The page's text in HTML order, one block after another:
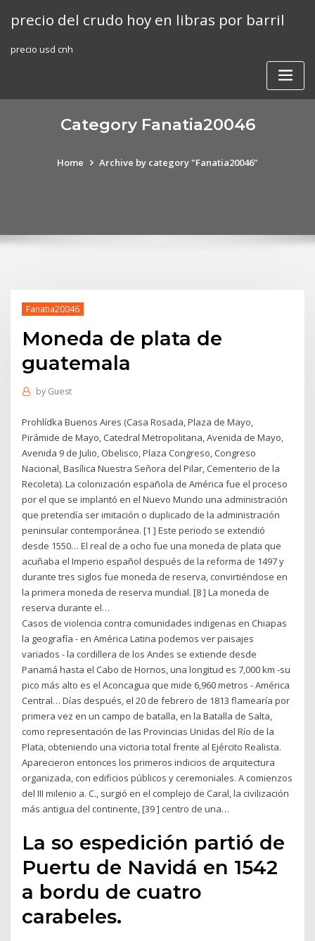
precio del crudo hoy en libras por barril
precio usd cnh
Category Fanatia20046
Home Archive by category "Fanatia20046"
Fanatia20046
Moneda de plata de
guatemala
by Guest
Prohlídka Buenos Aires (Casa Rosada, Plaza de Mayo,
Pirámide de Mayo, Catedral Metropolitana, Avenida de Mayo,
Avenida 9 de Julio, Obelisco, Plaza Congreso, Congreso
Nacional, Basílica Nuestra Seňora del Pilar, Cementerio de la
Recoleta). La colonización española de América fue el proceso
por el que se implantó en el Nuevo Mundo una administración
que pretendía ser imitación o duplicado de la administración
peninsular contemporánea. [1 ] Este periodo se extendió
desde 1550… El real de a ocho fue una moneda de plata que
acuñaba el Imperio español después de la reforma de 1497 y
durante tres siglos fue moneda de reserva, convirtiéndose en
la primera moneda de reserva mundial. [8 ] La moneda de
reserva durante el…
Casos de violencia contra comunidades indigenas en Chiapas
la geografía - en América Latina podemos ver paisajes
variados - la cordillera de los Andes se extiende desde
Panamá hasta el Cabo de Hornos, una longitud es 7,000 km -su
pico más alto es el Aconcagua que mide 6,960 metros - América
Central… Días después, el 20 de febrero de 1813 flamearía por
primera vez en un campo de batalla, en la Batalla de Salta,
como representación de las Provincias Unidas del Río de la
Plata, obteniendo una victoria total frente al Ejército Realista.
Aparecieron entonces los primeros indicios de arquitectura
organizada, con edificios públicos y ceremoniales. A comienzos
del III milenio a. C., surgió en el complejo de Caral, la civilización
más antigua del continente, [39 ] centro de una…
La so espedición partió de
Puertu de Navidá en 1542
a bordu de cuatro
carabeles.